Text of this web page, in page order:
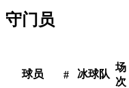
守门员
球员 # 冰球队
场
次